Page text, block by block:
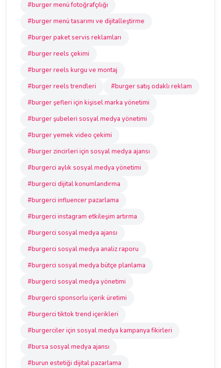
#burger menü fotoğrafçılığı
#burger menü tasarımı ve dijitalleştirme
#burger paket servis reklamları
#burger reels çekimi
#burger reels kurgu ve montaj
#burger reels trendleri
#burger satış odaklı reklam
#burger şefleri için kişisel marka yönetimi
#burger şubeleri sosyal medya yönetimi
#burger yemek video çekimi
#burger zincirleri için sosyal medya ajansı
#burgerci aylık sosyal medya yönetimi
#burgerci dijital konumlandırma
#burgerci influencer pazarlama
#burgerci instagram etkileşim artırma
#burgerci sosyal medya ajansı
#burgerci sosyal medya analiz raporu
#burgerci sosyal medya bütçe planlama
#burgerci sosyal medya yönetimi
#burgerci sponsorlu içerik üretimi
#burgerci tiktok trend içerikleri
#burgerciler için sosyal medya kampanya fikirleri
#bursa sosyal medya ajansı
#burun estetiği dijital pazarlama